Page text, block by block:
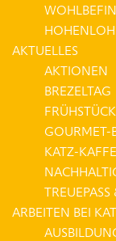
AKTUELLES
AKTIONEN
BREZELTAG
GOURMET-
KATZ-
ARBEITEN BEI